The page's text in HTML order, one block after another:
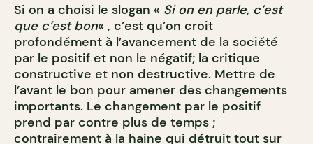
Si on a choisi le slogan « Si on en parle, c’est
que c’est bon« , c’est qu’on croit
profondément à l’avancement de la société
par le positif et non le négatif; la critique
constructive et non destructive. Mettre de
l’avant le bon pour amener des changements
importants. Le changement par le positif
prend par contre plus de temps ;
contrairement à la haine qui détruit tout sur